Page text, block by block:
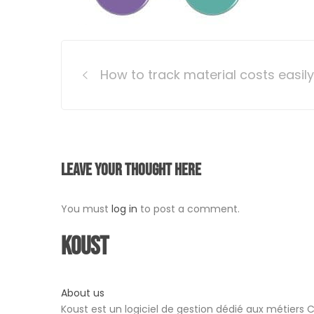
navigation
How to track material costs
Leave your thought here
You must log in to post a comment.
Koust
About us
Koust est un logiciel de gestion dédié aux métiers